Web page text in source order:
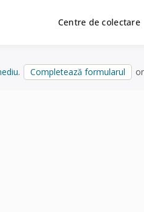
Centre de colectare
. Completează formularul